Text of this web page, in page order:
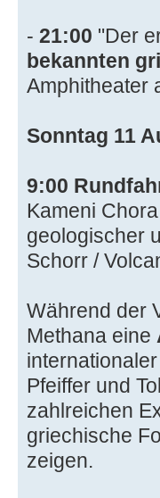
- 21:00 "Der
bekannten
Amphitheater
Sonntag 11
9:00
Kameni
geologischer
Schorr /
Während der
Methana eine
Pfeiffer und
zahlreichen
griechische
zeigen.